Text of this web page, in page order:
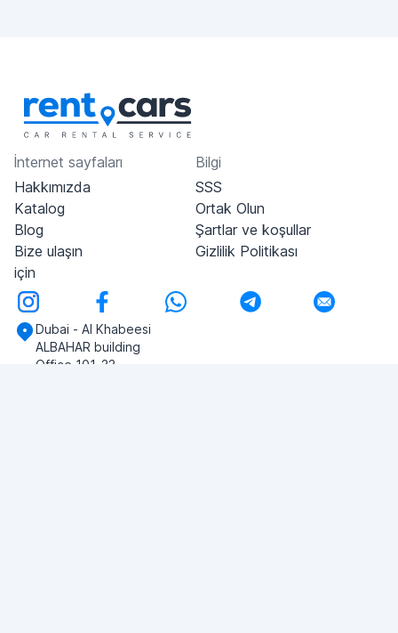
İnternet sayfaları
Hakkımızda
Katalog
Blog
Bize ulaşın
için
Bilgi
SSS
Ortak Olun
Şartlar ve koşullar
Gizlilik Politikası
Dubai - Al Khabeesi
ALBAHAR building
Office 101-33